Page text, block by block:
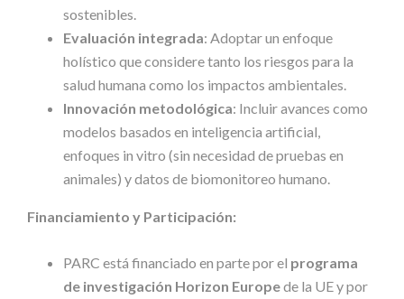
sostenibles.
Evaluación integrada: Adoptar un enfoque
holístico que considere tanto los riesgos para la
salud humana como los impactos ambientales.
Innovación metodológica: Incluir avances como
modelos basados en inteligencia artificial,
enfoques in vitro (sin necesidad de pruebas en
animales) y datos de biomonitoreo humano.
Financiamiento y Participación:
PARC está financiado en parte por el programa
de investigación Horizon Europede la UE y por